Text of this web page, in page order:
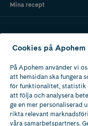
Mina recept
Ladda ner vår app
Apotek med tillstånd
av Läkemedelsverket
Cookies på Apohem
På Apohem använder vi
att hemsidan ska fungera
för funktionalitet, statistik
att följa och analysera
ge en mer personaliserad
rikta relevant
våra samarbetspartners.